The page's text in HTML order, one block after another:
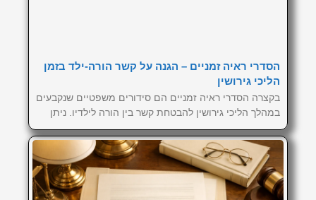
הסדרי ראיה זמניים – הגנה על קשר הורה-ילד בזמן
הליכי גירושין
בקצרה הסדרי ראיה זמניים הם סידורים משפטיים שנקבעים
במהלך הליכי גירושין להבטחת קשר בין הורה לילדיו. ניתן